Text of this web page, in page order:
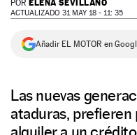
NEWSLETTER
POR ELENA SEVILLANO
ACTUALIZADO 31 MAY 18 - 11: 35
Añadir EL MOTOR en
Las nuevas
ataduras, prefieren